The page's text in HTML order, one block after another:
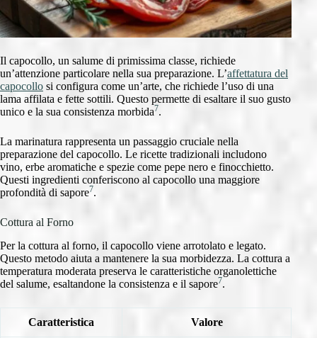
Il capocollo, un salume di primissima classe, richiede
un’attenzione particolare nella sua preparazione. L’affettatura del
capocollo si configura come un’arte, che richiede l’uso di una
lama affilata e fette sottili. Questo permette di esaltare il suo gusto
unico e la sua consistenza morbida7.
La marinatura rappresenta un passaggio cruciale nella
preparazione del capocollo. Le ricette tradizionali includono
vino, erbe aromatiche e spezie come pepe nero e finocchietto.
Questi ingredienti conferiscono al capocollo una maggiore
profondità di sapore7.
Cottura al Forno
Per la cottura al forno, il capocollo viene arrotolato e legato.
Questo metodo aiuta a mantenere la sua morbidezza. La cottura a
temperatura moderata preserva le caratteristiche organolettiche
del salume, esaltandone la consistenza e il sapore7.
Caratteristica Valore